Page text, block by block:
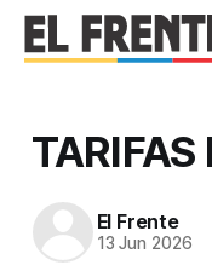
TARIFAS
El Frente
13 Jun 2026